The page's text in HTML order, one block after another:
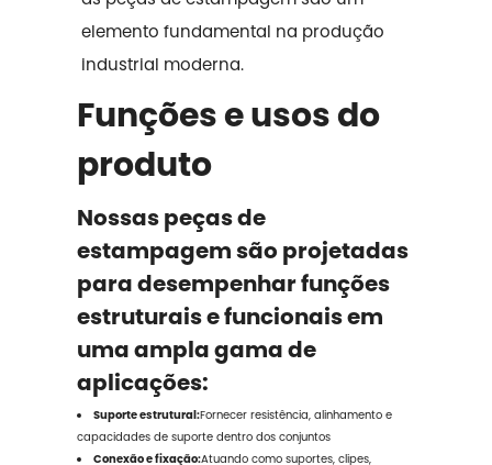
elemento fundamental na produção
industrial moderna.
Funções e usos do
produto
Nossas peças de
estampagem são projetadas
para desempenhar funções
estruturais e funcionais em
uma ampla gama de
aplicações:
Suporte estrutural:Fornecer resistência, alinhamento e
capacidades de suporte dentro dos conjuntos
Conexão e fixação:Atuando como suportes, clipes,